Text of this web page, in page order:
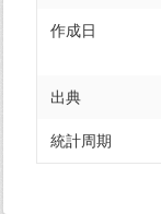
作成日
出典
統計周期